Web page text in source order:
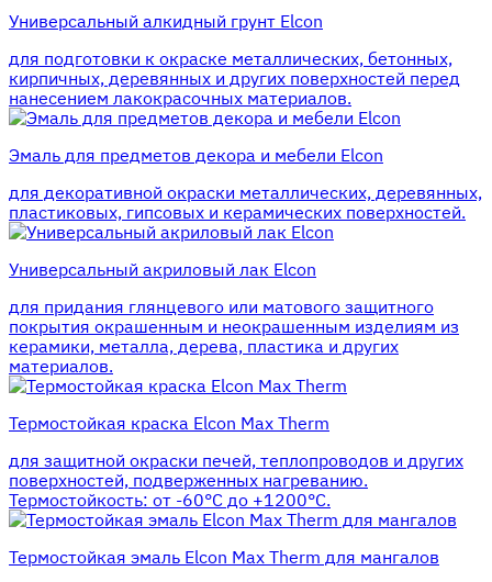
Универсальный алкидный грунт Elcon
для подготовки к окраске металлических, бетонных,
кирпичных, деревянных и других поверхностей перед
нанесением лакокрасочных материалов.
Эмаль для предметов декора и мебели Elcon
для декоративной окраски металлических, деревянных,
пластиковых, гипсовых и керамических поверхностей.
Универсальный акриловый лак Elcon
для придания глянцевого или матового защитного
покрытия окрашенным и неокрашенным изделиям из
керамики, металла, дерева, пластика и других
материалов.
Термостойкая краска Elcon Max Therm
для защитной окраски печей, теплопроводов и других
поверхностей, подверженных нагреванию.
Термостойкость: от -60°С до +1200°С.
Термостойкая эмаль Elcon Max Therm для мангалов